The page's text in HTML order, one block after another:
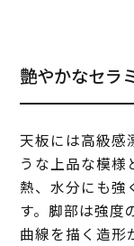
艶やかなセラ
天板には高級感
うな上品な模様
熱、水分にも強
す。脚部は強度
曲線を描く造形